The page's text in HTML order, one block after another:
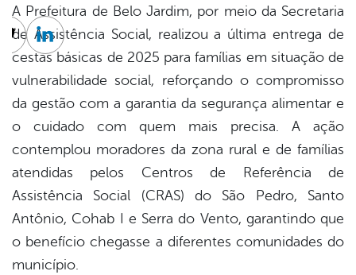
A Prefeitura de Belo Jardim, por meio da Secretaria
de Assistência Social, realizou a última entrega de
cestas básicas de 2025 para famílias em situação de
vulnerabilidade social, reforçando o compromisso
da gestão com a garantia da segurança alimentar e
o cuidado com quem mais precisa. A ação
contemplou moradores da zona rural e de famílias
atendidas pelos Centros de Referência de
Assistência Social (CRAS) do São Pedro, Santo
Antônio, Cohab I e Serra do Vento, garantindo que
o benefício chegasse a diferentes comunidades do
município.
Twitter
Linkedin